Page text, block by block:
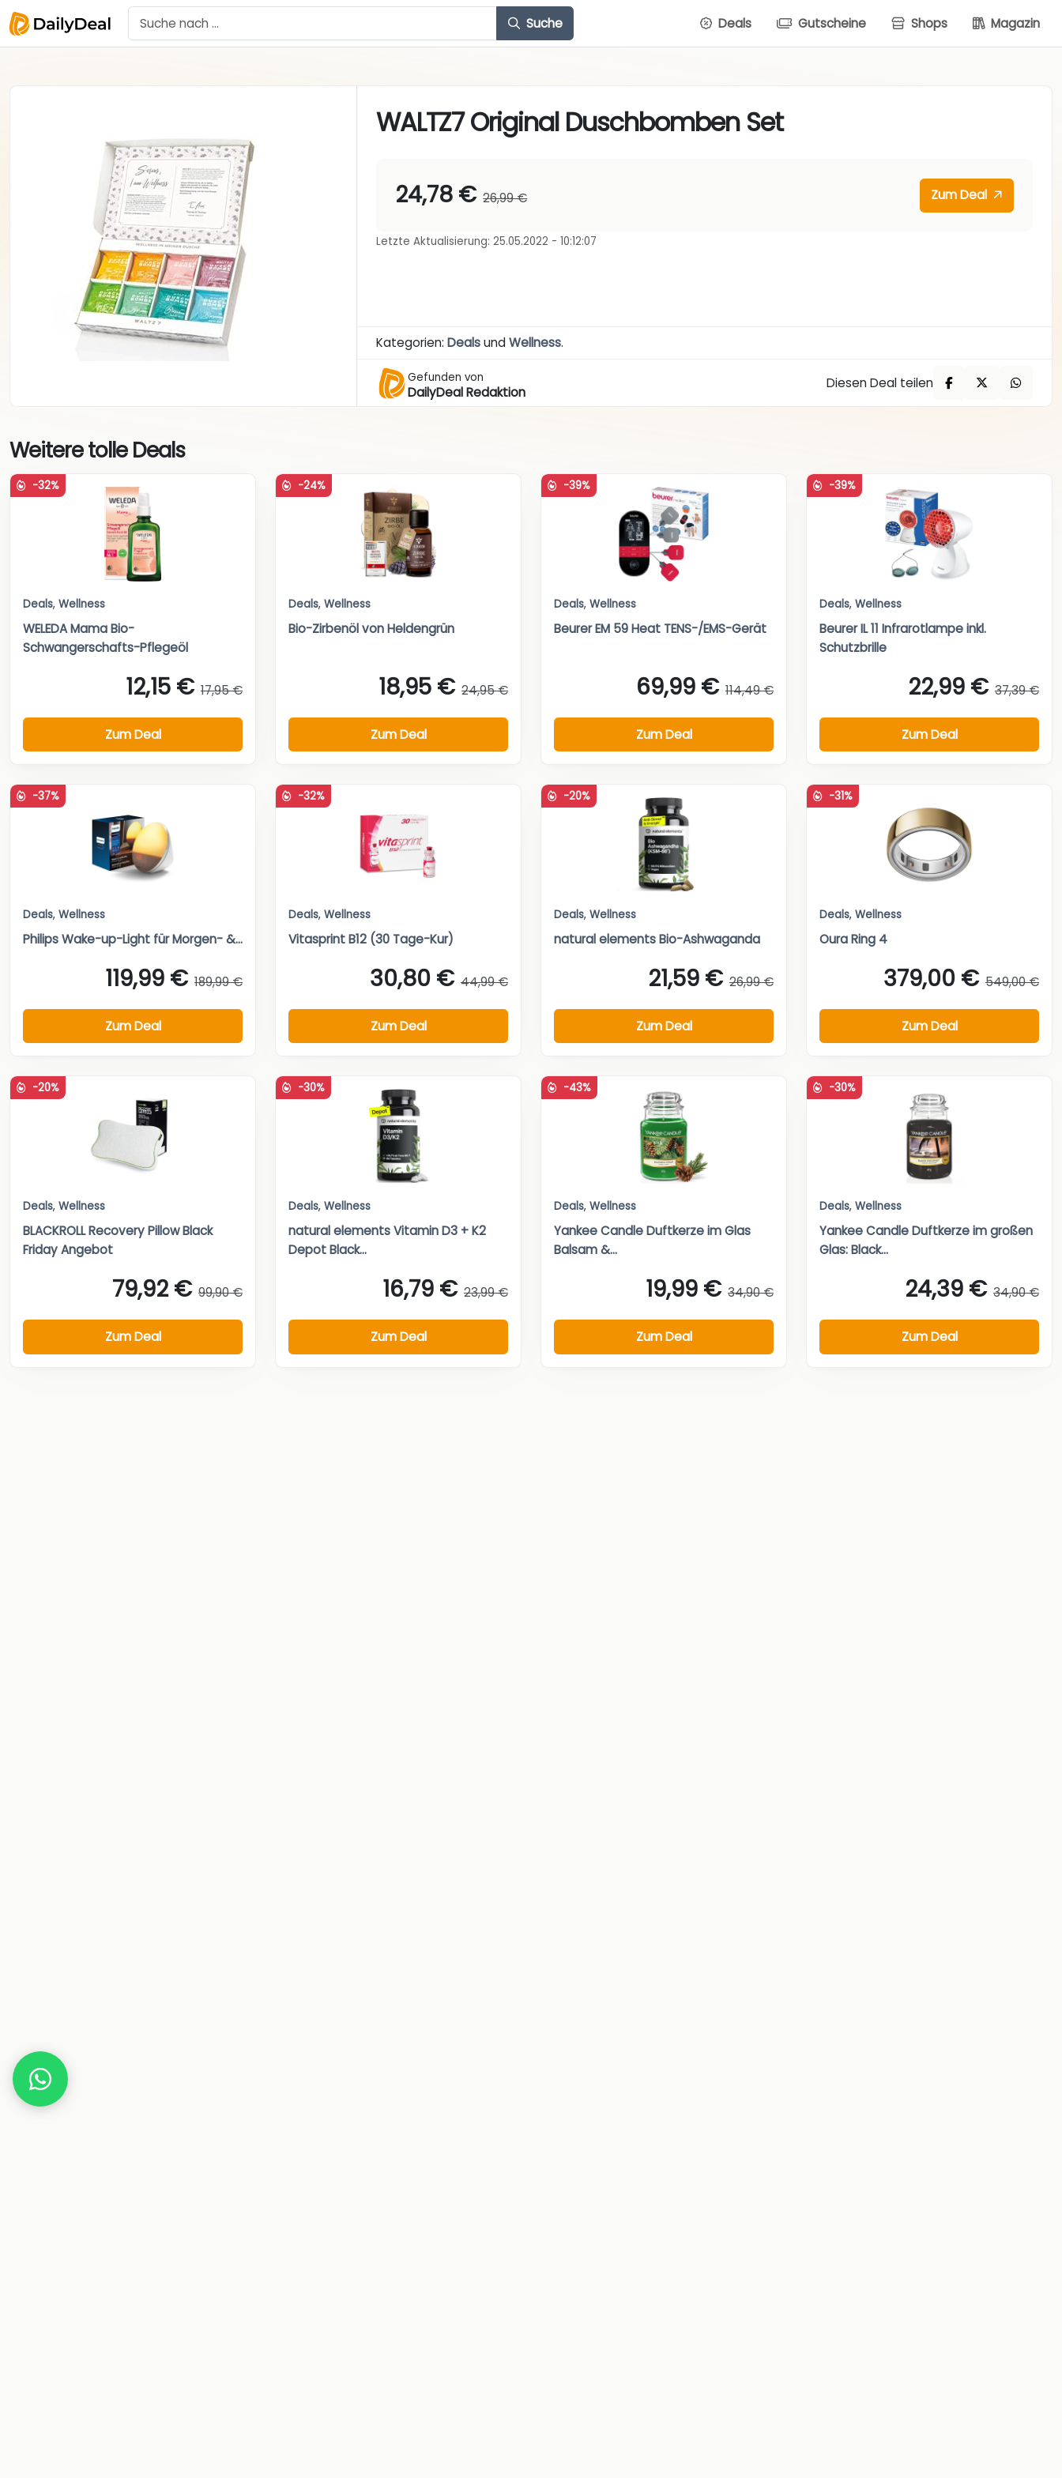
Suche Deals Gutscheine Shops Magazin
WALTZ7 Original Duschbomben Set
24,78 € 26,99 € Zum Deal
Letzte Aktualisierung: 25.05.2022 - 10:12:07
Kategorien:DealsundWellness.
Gefunden von
DailyDeal Redaktion
Diesen Deal teilen
Weitere tolle Deals
-32%
Deals, Wellness
WELEDA Mama Bio-
Schwangerschafts-Pflegeöl
12,15 € 17,95 €
Zum Deal
-24%
Deals, Wellness
Bio-Zirbenöl von Heldengrün
18,95 € 24,95 €
Zum Deal
-39%
Deals, Wellness
Beurer EM 59 Heat TENS-/EMS-Gerät
69,99 € 114,49 €
Zum Deal
-39%
Deals, Wellness
Beurer IL 11 Infrarotlampe inkl.
Schutzbrille
22,99 € 37,39 €
Zum Deal
-37%
Deals, Wellness
Philips Wake-up-Light für Morgen- &...
119,99 € 189,99 €
Zum Deal
-32%
Deals, Wellness
Vitasprint B12 (30 Tage-Kur)
30,80 € 44,99 €
Zum Deal
-20%
Deals, Wellness
natural elements Bio-Ashwaganda
21,59 € 26,99 €
Zum Deal
-31%
Deals, Wellness
Oura Ring 4
379,00 € 549,00 €
Zum Deal
-20%
Deals, Wellness
BLACKROLL Recovery Pillow Black
Friday Angebot
79,92 € 99,90 €
Zum Deal
-30%
Deals, Wellness
natural elements Vitamin D3 + K2
Depot Black...
16,79 € 23,99 €
Zum Deal
-43%
Deals, Wellness
Yankee Candle Duftkerze im Glas
Balsam &...
19,99 € 34,90 €
Zum Deal
-30%
Deals, Wellness
Yankee Candle Duftkerze im großen
Glas: Black...
24,39 € 34,90 €
Zum Deal